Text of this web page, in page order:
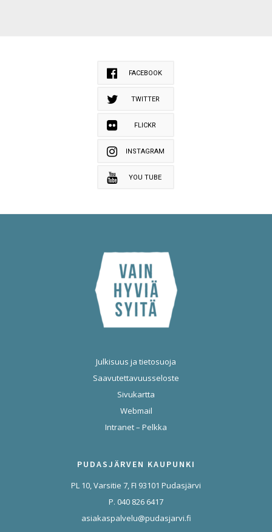
FACEBOOK
TWITTER
FLICKR
INSTAGRAM
YOU TUBE
Julkisuus ja tietosuoja
Saavutettavuusseloste
Sivukartta
Webmail
Intranet – Pelkka
PUDASJÄRVEN KAUPUNKI
PL 10, Varsitie 7, FI 93101 Pudasjärvi
P. 040 826 6417
asiakaspalvelu@pudasjarvi.fi